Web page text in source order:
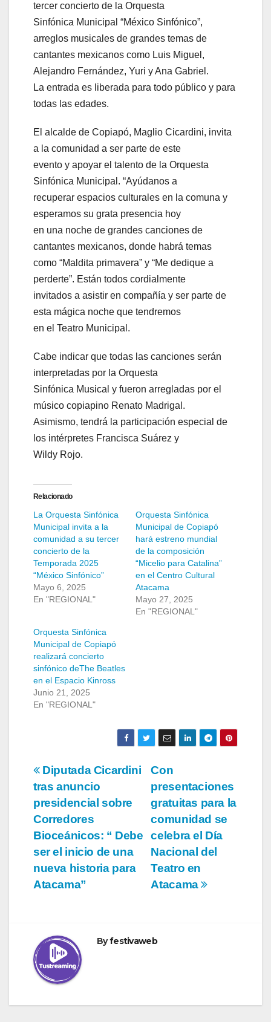
tercer concierto de la Orquesta
Sinfónica Municipal “México Sinfónico”,
arreglos musicales de grandes temas de
cantantes mexicanos como Luis Miguel,
Alejandro Fernández, Yuri y Ana Gabriel.
La entrada es liberada para todo público y para
todas las edades.
El alcalde de Copiapó, Maglio Cicardini, invita
a la comunidad a ser parte de este
evento y apoyar el talento de la Orquesta
Sinfónica Municipal. “Ayúdanos a
recuperar espacios culturales en la comuna y
esperamos su grata presencia hoy
en una noche de grandes canciones de
cantantes mexicanos, donde habrá temas
como “Maldita primavera” y “Me dedique a
perderte”. Están todos cordialmente
invitados a asistir en compañía y ser parte de
esta mágica noche que tendremos
en el Teatro Municipal.
Cabe indicar que todas las canciones serán
interpretadas por la Orquesta
Sinfónica Musical y fueron arregladas por el
músico copiapino Renato Madrigal.
Asimismo, tendrá la participación especial de
los intérpretes Francisca Suárez y
Wildy Rojo.
Relacionado
La Orquesta Sinfónica
Municipal invita a la
comunidad a su tercer
concierto de la
Temporada 2025
“México Sinfónico”
Mayo 6, 2025
En "REGIONAL"
Orquesta Sinfónica
Municipal de Copiapó
hará estreno mundial
de la composición
“Micelio para Catalina”
en el Centro Cultural
Atacama
Mayo 27, 2025
En "REGIONAL"
Orquesta Sinfónica
Municipal de Copiapó
realizará concierto
sinfónico deThe Beatles
en el Espacio Kinross
Junio 21, 2025
En "REGIONAL"
Navegación
de
entradas
Con
presentaciones
gratuitas para la
comunidad se
celebra el Día
Nacional del
Teatro en
Atacama
Diputada Cicardini
tras anuncio
presidencial sobre
Corredores
Bioceánicos: “ Debe
ser el inicio de una
nueva historia para
Atacama”
Byfestivaweb